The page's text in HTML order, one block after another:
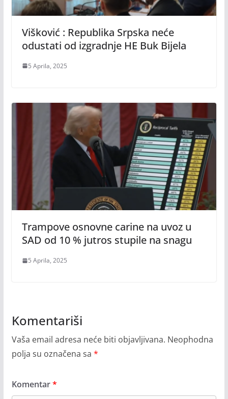
Višković : Republika Srpska neće
odustati od izgradnje HE Buk Bijela
5 Aprila, 2025
Trampove osnovne carine na uvoz u
SAD od 10 % jutros stupile na snagu
5 Aprila, 2025
Komentariši
Vaša email adresa neće biti objavljivana. Neophodna
polja su označena sa *
Komentar*